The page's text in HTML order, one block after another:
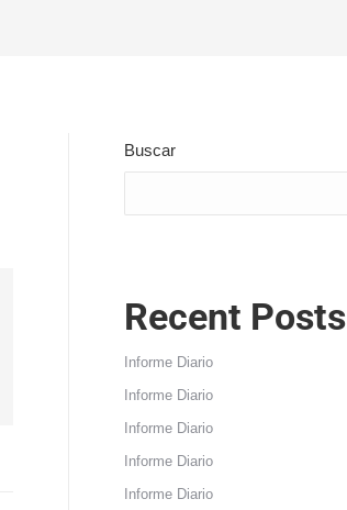
Buscar
Recent Posts
Informe Diario
Informe Diario
Informe Diario
Informe Diario
Informe Diario